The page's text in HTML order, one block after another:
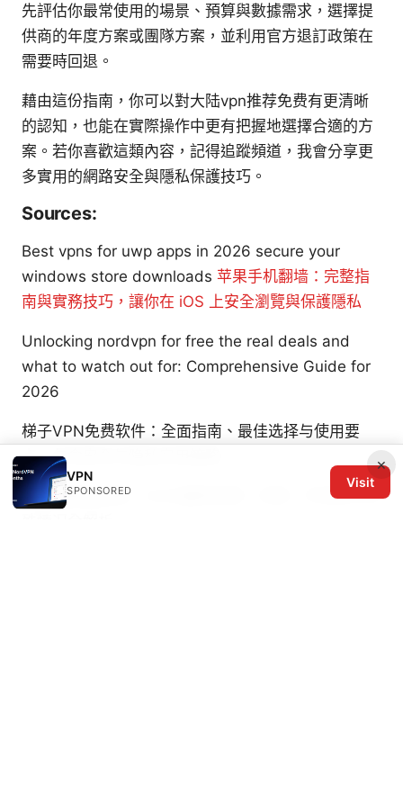
先評估你最常使用的場景、預算與數據需求，選擇提
供商的年度方案或團隊方案，並利用官方退訂政策在
需要時回退。
藉由這份指南，你可以對大陆vpn推荐免费有更清晰
的認知，也能在實際操作中更有把握地選擇合適的方
案。若你喜歡這類內容，記得追蹤頻道，我會分享更
多實用的網路安全與隱私保護技巧。
Sources:
Best vpns for uwp apps in 2026 secure your
windows store downloads 苹果手机翻墙：完整指
南與實務技巧，讓你在 iOS 上安全瀏覽與保護隱私
Unlocking nordvpn for free the real deals and
what to watch out for: Comprehensive Guide for
2026
梯子VPN免费软件：全面指南、最佳选择与使用要
点，包含安全与隐私实用策略
机票退票全攻略：2026最新政策、流程、手续费与特
×
VPN
SPONSORED
Visit